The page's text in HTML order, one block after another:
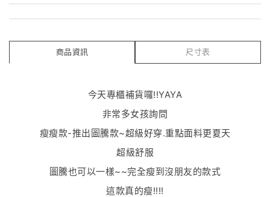
商品資訊 尺寸表
今天專櫃補貨囉!!YAYA
非常多女孩詢問
瘦瘦款-推出圖騰款~超級好穿.重點面料更夏天
超級舒服
圖騰也可以一樣~~完全瘦到沒朋友的款式
這款真的瘦!!!!